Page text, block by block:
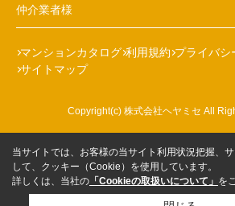
仲介業者様
マンションカタログ 利用規約 プライバシ
サイトマップ
Copyright(c) 株式会社ヘヤミセ All
当サイトでは、お客様の当サイト利用状況把握、
して、クッキー（Cookie）を使用しています。
詳しくは、当社の 「Cookieの取扱いについて」 を